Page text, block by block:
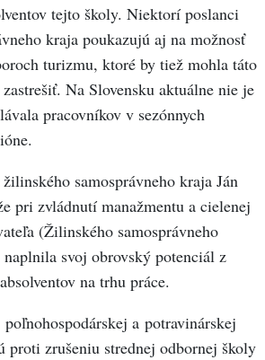
tejto školy. Niektorí poslanci
kraja poukazujú aj na možnosť
turizmu, ktoré by tiež mohla táto
Na Slovensku aktuálne nie je
pracovníkov v sezónnych
samosprávneho kraja Ján
pri zvládnutí manažmentu a cielenej
(Žilinského samosprávneho
svoj obrovský potenciál z
na trhu práce.
a potravinárskej
proti zrušeniu strednej odbornej školy